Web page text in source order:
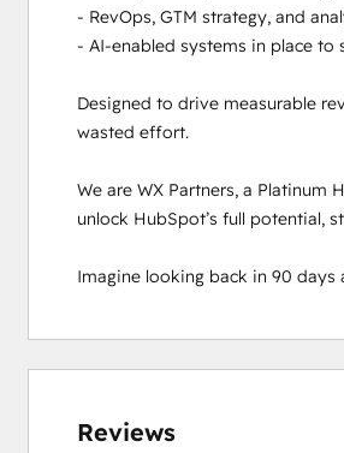
- RevOps, GTM strategy, and
- AI-enabled systems in place to
Designed to drive measurable
wasted effort.
We are WX Partners, a Platinum
unlock HubSpot’s full potential,
Imagine looking back in 90 days
Reviews